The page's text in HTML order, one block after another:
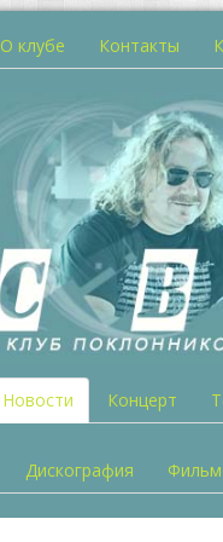
О клубе Контакты
Новости Концерт
Дискография